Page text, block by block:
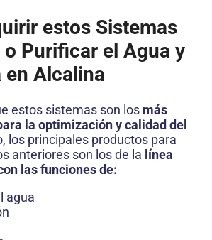
estos Sistemas
Purificar el Agua y
en Alcalina
estos sistemas son los más
la optimización y calidad del
los principales productos para
anteriores son los de la línea
las funciones de:
agua